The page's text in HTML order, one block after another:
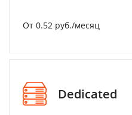
От 0.52 руб./месяц
Dedicated